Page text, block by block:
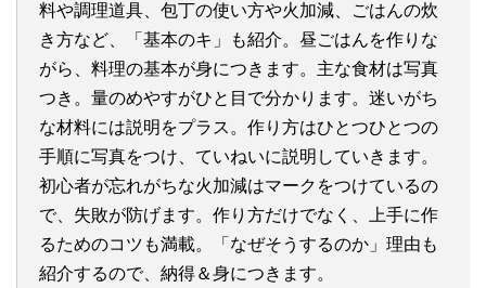
料や調理道具、包丁の使い方や火加減、ごはんの炊
き方など、「基本のキ」も紹介。昼ごはんを作りな
がら、料理の基本が身につきます。主な食材は写真
つき。量のめやすがひと目で分かります。迷いがち
な材料には説明をプラス。作り方はひとつひとつの
手順に写真をつけ、ていねいに説明していきます。
初心者が忘れがちな火加減はマークをつけているの
で、失敗が防げます。作り方だけでなく、上手に作
るためのコツも満載。「なぜそうするのか」理由も
紹介するので、納得＆身につきます。